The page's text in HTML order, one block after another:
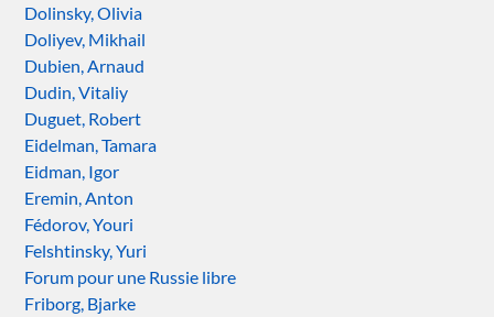
Dolinsky, Olivia
Doliyev, Mikhail
Dubien, Arnaud
Dudin, Vitaliy
Duguet, Robert
Eidelman, Tamara
Eidman, Igor
Eremin, Anton
Fédorov, Youri
Felshtinsky, Yuri
Forum pour une Russie libre
Friborg, Bjarke